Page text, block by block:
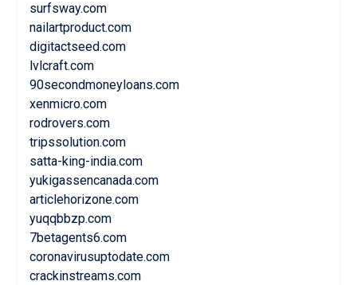
surfsway.com
nailartproduct.com
digitactseed.com
lvlcraft.com
90secondmoneyloans.com
xenmicro.com
rodrovers.com
tripssolution.com
satta-king-india.com
yukigassencanada.com
articlehorizone.com
yuqqbbzp.com
7betagents6.com
coronavirusuptodate.com
crackinstreams.com